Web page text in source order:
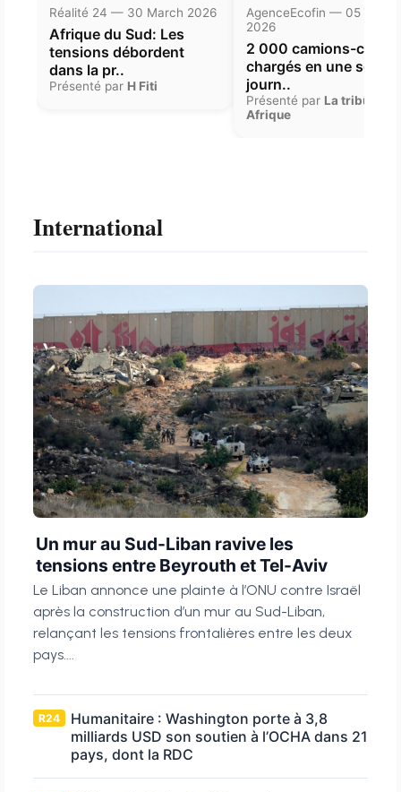
Réalité 24 — 30 March 2026
Afrique du Sud: Les
tensions débordent
dans la pr..
Présenté par H Fiti
AgenceEcofin — 05
2026
2 000 camions-
chargés en une seule
journ..
Présenté par La tribune
Afrique
International
Un mur au Sud-Liban ravive les
tensions entre Beyrouth et Tel-Aviv
Le Liban annonce une plainte à l’ONU contre Israël
après la construction d’un mur au Sud-Liban,
relançant les tensions frontalières entre les deux
pays....
R24
Humanitaire : Washington porte à 3,8
milliards USD son soutien à l’OCHA dans 21
pays, dont la RDC